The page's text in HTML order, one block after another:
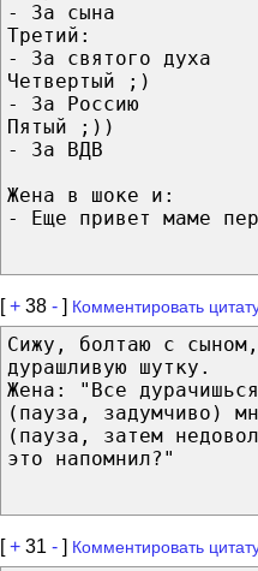
- За сына
Третий:
- За святого духа
Четвертый ;)
- За Россию
Пятый ;))
- За ВДВ
Жена в шоке и:
- Еще привет маме
[+ 38 - ] Комментировать
Сижу, болтаю с
дурашливую шутку.
Жена: "Все
(пауза, задумчиво)
(пауза, затем
это напомнил?"
[+ 31 - ] Комментировать